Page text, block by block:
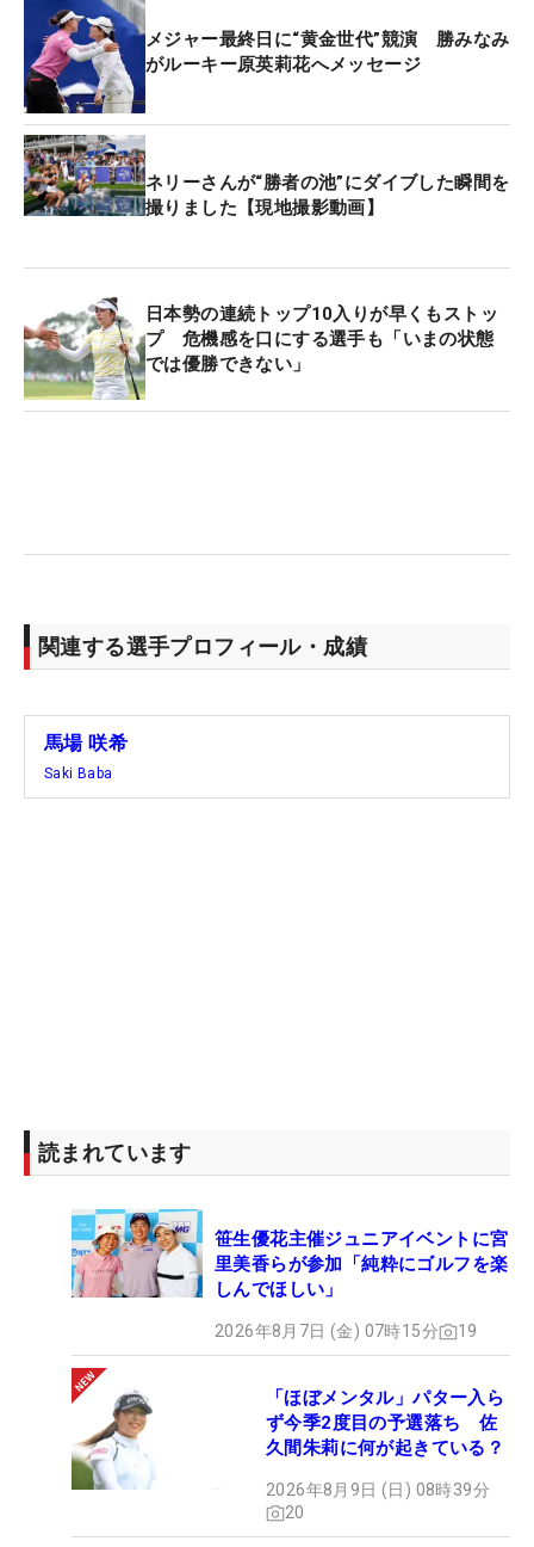
も個人的にはいいショットだった。ふふふ」
右に池が広がり、風は左からのアゲンスト。フェー
ドヒッターとはいえ、どうしても緊張感を抱くシチ
ュエーションだった。帯同する武尾隆央コーチとは
『まずグリーンに乗せる』とことを優先に「作戦」
を練っていた。「グリーンを外れてボギーにしたけ
う攻めていたと思いますよ」とコーチはうれしそう
に評した。
次のメジャーは「全米女子オープン」（6月4日開
幕、リビエラCC/カリフォルニア州）。だが、現時
セルフプレーで36ホールを戦い抜いて、わずか1枠
の出場権をつかみとった。「頑張ります」。目指す
メジャー最終日に“黄金世代”競演 勝みなみ
がルーキー原英莉花へメッセージ
ネリーさんが“勝者の池”にダイブした瞬間を
撮りました【現地撮影動画】
日本勢の連続トップ10入りが早くもストッ
プ 危機感を口にする選手も「いまの状態
では優勝できない」
関連する選手プロフィール・成績
馬場 咲希
Saki Baba
読まれています
笹生優花主催ジュニアイベントに宮
里美香らが参加「純粋にゴルフを楽
しんでほしい」
2026年8月7日 (金) 07時15分 19
「ほぼメンタル」パター入ら
ず今季2度目の予選落ち 佐
久間朱莉に何が起きている？
2026年8月9日 (日) 08時39分
20